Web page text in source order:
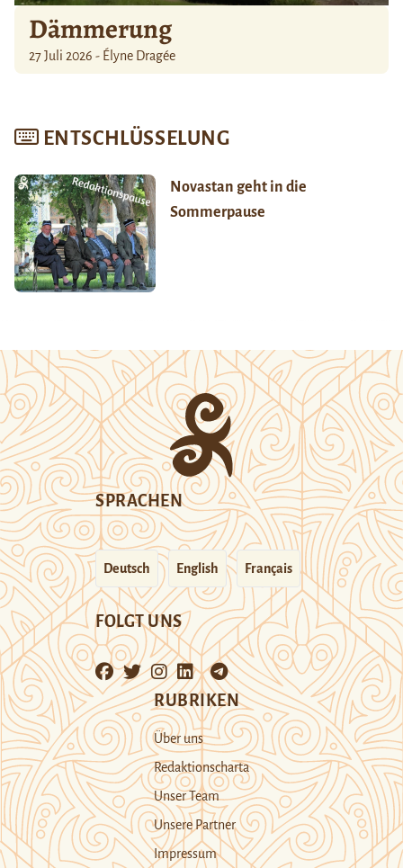
Dämmerung
27 Juli 2026 - Élyne Dragée
ENTSCHLÜSSELUNG
Novastan geht in die
Sommerpause
SPRACHEN
Deutsch English Français
FOLGT UNS
RUBRIKEN
Über uns
Redaktionscharta
Unser Team
Unsere Partner
Impressum